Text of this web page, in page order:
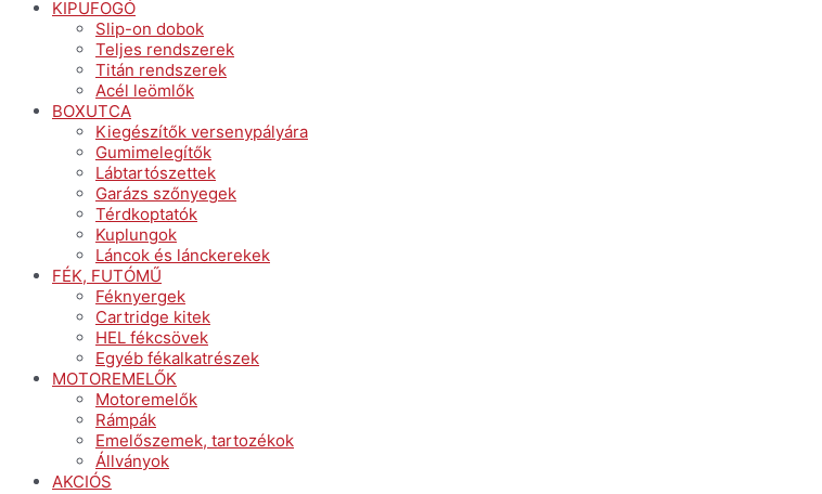
KIPUFOGÓ
Slip-on dobok
Teljes rendszerek
Titán rendszerek
Acél leömlők
BOXUTCA
Kiegészítők versenypályára
Gumimelegítők
Lábtartószettek
Garázs szőnyegek
Térdkoptatók
Kuplungok
Láncok és lánckerekek
FÉK, FUTÓMŰ
Féknyergek
Cartridge kitek
HEL fékcsövek
Egyéb fékalkatrészek
MOTOREMELŐK
Motoremelők
Rámpák
Emelőszemek, tartozékok
Állványok
AKCIÓS